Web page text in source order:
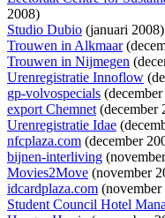
2008)
Studio Dubio (januari 2008)
Trouwen in Alkmaar
Trouwen in Nijmegen
Urenregistratie Innoflow
gp-volvospecials
export Chemnet(december
Urenregistratie Idae
nfcplaza.com (december
bijnen-interliving
Movies2Move (november
idcardplaza.com (november
Student Council Hotel